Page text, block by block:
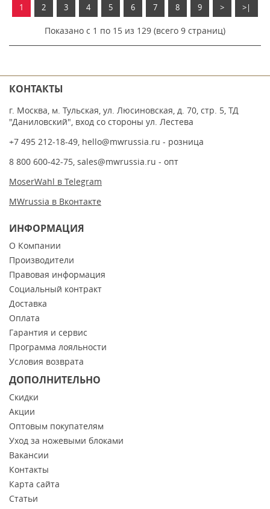
1 2 3 4 5 6 7 8 9 > >|
Показано с 1 по 15 из 129 (всего 9 страниц)
КОНТАКТЫ
г. Москва, м. Тульская, ул. Люсиновская, д. 70, стр. 5, ТД
"Даниловский", вход со стороны ул. Лестева
+7 495 212-18-49, hello@mwrussia.ru - розница
8 800 600-42-75, sales@mwrussia.ru - опт
MoserWahl в Telegram
MWrussia в Вконтакте
ИНФОРМАЦИЯ
О Компании
Производители
Правовая информация
Социальный контракт
Доставка
Оплата
Гарантия и сервис
Программа лояльности
Условия возврата
ДОПОЛНИТЕЛЬНО
Скидки
Акции
Оптовым покупателям
Уход за ножевыми блоками
Вакансии
Контакты
Карта сайта
Статьи